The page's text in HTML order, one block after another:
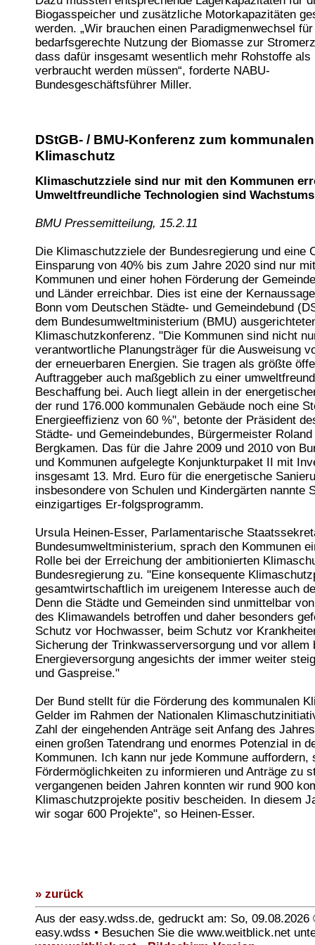
Biogasspeicher und zusätzliche Motorkapazitäten
werden. „Wir brauchen einen Paradigmenwechsel
bedarfsgerechte Nutzung der Biomasse zur
dass dafür insgesamt wesentlich mehr Rohstoffe als
verbraucht werden müssen“, forderte NABU-
Bundesgeschäftsführer Miller.
DStGB- / BMU-Konferenz zum kommunalen
Klimaschutz
Klimaschutzziele sind nur mit den Kommunen
Umweltfreundliche Technologien sind
BMU Pressemitteilung, 15.2.11
Die Klimaschutzziele der Bundesregierung und eine
Einsparung von 40% bis zum Jahre 2020 sind nur
Kommunen und einer hohen Förderung der
und Länder erreichbar. Dies ist eine der
Bonn vom Deutschen Städte- und Gemeindebund
dem Bundesumweltministerium (BMU)
Klimaschutzkonferenz. "Die Kommunen sind nicht
verantwortliche Planungsträger für die Ausweisung
der erneuerbaren Energien. Sie tragen als größte
Auftraggeber auch maßgeblich zu einer
Beschaffung bei. Auch liegt allein in der
der rund 176.000 kommunalen Gebäude noch eine
Energieeffizienz von 60 %", betonte der Präsident
Städte- und Gemeindebundes, Bürgermeister
Bergkamen. Das für die Jahre 2009 und 2010 von
und Kommunen aufgelegte Konjunkturpaket II mit
insgesamt 13. Mrd. Euro für die energetische
insbesondere von Schulen und Kindergärten nannte
einzigartiges Er-folgsprogramm.
Ursula Heinen-Esser, Parlamentarische
Bundesumweltministerium, sprach den Kommunen
Rolle bei der Erreichung der ambitionierten
Bundesregierung zu. "Eine konsequente
gesamtwirtschaftlich im ureigenem Interesse auch
Denn die Städte und Gemeinden sind unmittelbar
des Klimawandels betroffen und daher besonders
Schutz vor Hochwasser, beim Schutz vor
Sicherung der Trinkwasserversorgung und vor allem
Energieversorgung angesichts der immer weiter
und Gaspreise."
Der Bund stellt für die Förderung des kommunalen
Gelder im Rahmen der Nationalen
Zahl der eingehenden Anträge seit Anfang des
einen großen Tatendrang und enormes Potenzial in
Kommunen. Ich kann nur jede Kommune auffordern,
Fördermöglichkeiten zu informieren und Anträge zu
vergangenen beiden Jahren konnten wir rund 900
Klimaschutzprojekte positiv bescheiden. In diesem
wir sogar 600 Projekte", so Heinen-Esser.
» zurück
Aus der easy.wdss.de, gedruckt am: So, 09.08.2026
easy.wdss • Besuchen Sie die www.weitblick.net